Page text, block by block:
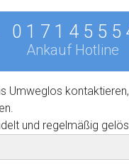
0 1 7 1 4 5 5 5
Ankauf Hotline
Umweglos
und regelmäßig